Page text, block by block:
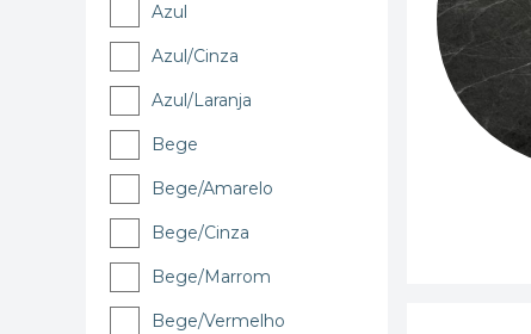
Azul
Azul/Cinza
Azul/Laranja
Bege
Bege/Amarelo
Bege/Cinza
Bege/Marrom
Bege/Vermelho